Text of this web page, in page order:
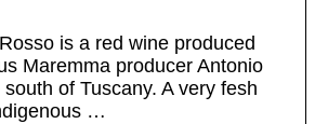
is a red wine produced
Maremma producer Antonio
of Tuscany. A very fesh
…